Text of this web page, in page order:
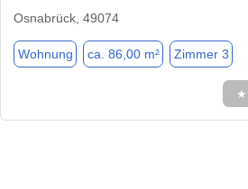
Osnabrück, 49074
Wohnung ca. 86,00 m² Zimmer 3
★